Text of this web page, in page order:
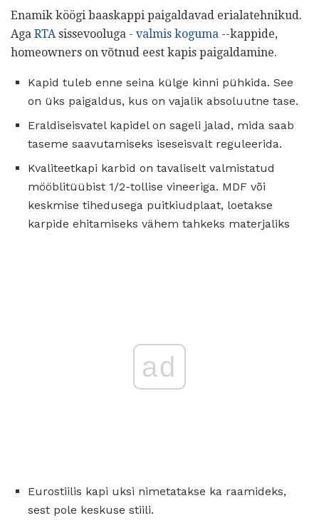
Enamik köögi baaskappi paigaldavad erialatehnikud.
Aga RTAsissevooluga - valmis koguma --kappide,
homeowners on võtnud eest kapis paigaldamine.
Kapid tuleb enne seina külge kinni pühkida. See
on üks paigaldus, kus on vajalik absoluutne tase.
Eraldiseisvatel kapidel on sageli jalad, mida saab
taseme saavutamiseks iseseisvalt reguleerida.
Kvaliteetkapi karbid on tavaliselt valmistatud
mööblitüübist 1/2-tollise vineeriga. MDF või
keskmise tihedusega puitkiudplaat, loetakse
karpide ehitamiseks vähem tahkeks materjaliks
ad
Eurostiilis kapi uksi nimetatakse ka raamideks,
sest pole keskuse stiili.